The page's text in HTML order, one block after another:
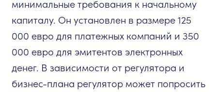
минимальные требования к начальному
капиталу. Он установлен в размере 125
000 евро для платежных компаний и 350
000 евро для эмитентов электронных
денег. В зависимости от регулятора и
бизнес-плана регулятор может попросить